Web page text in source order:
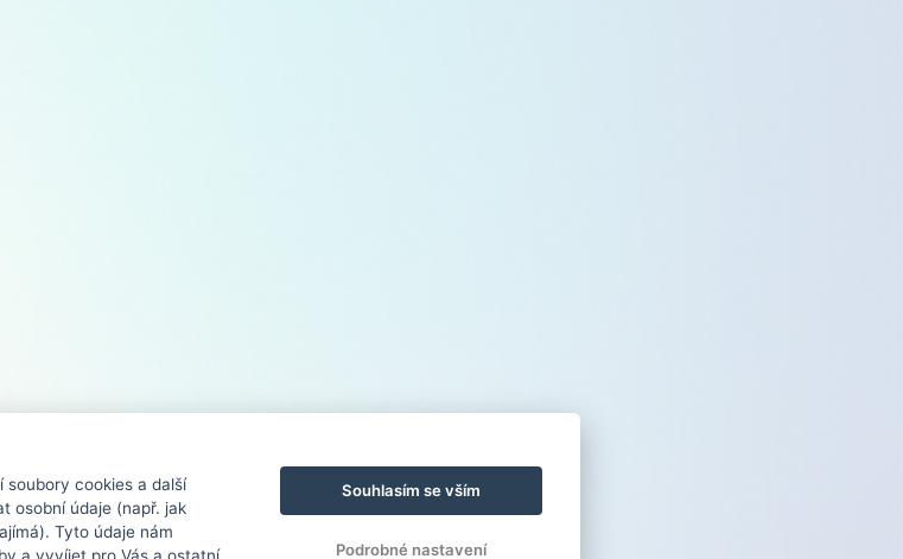
cookies a další
osobní údaje (např. jak
Tyto údaje nám
Souhlasím se vším
Podrobné nastavení